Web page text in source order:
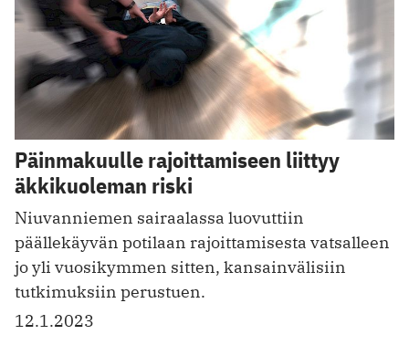
Päinmakuulle rajoittamiseen liittyy
äkkikuoleman riski
Niuvanniemen sairaalassa luovuttiin
päällekäyvän potilaan rajoittamisesta vatsalleen
jo yli vuosikymmen sitten, kansainvälisiin
tutkimuksiin perustuen.
12.1.2023